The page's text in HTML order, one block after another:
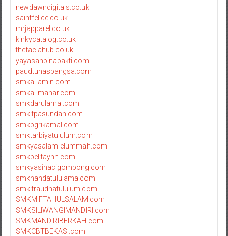
newdawndigitals.co.uk
saintfelice.co.uk
mrjapparel.co.uk
kinkycatalog.co.uk
thefaciahub.co.uk
yayasanbinabakti.com
paudtunasbangsa.com
smkal-amin.com
smkal-manar.com
smkdarulamal.com
smkitpasundan.com
smkpgrikamal.com
smktarbiyatululum.com
smkyasalam-elummah.com
smkpelitaynh.com
smkyasinacigombong.com
smknahdatululama.com
smkitraudhatululum.com
SMKMIFTAHULSALAM.com
SMKSILIWANGIMANDIRI.com
SMKMANDIRIBERKAH.com
SMKCBTBEKASI.com